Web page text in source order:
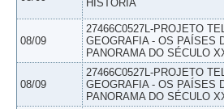
HISTÓRIA
08/09
27466C0527L-PROJETO
GEOGRAFIA - OS PAÍSES
PANORAMA DO SÉCULO
08/09
27466C0527L-PROJETO
GEOGRAFIA - OS PAÍSES
PANORAMA DO SÉCULO